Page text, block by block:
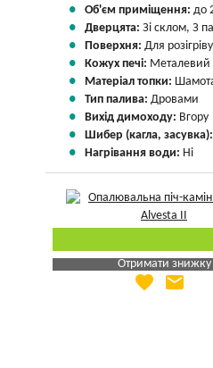
Об'єм приміщення: до
Дверцята: Зі склом, З
Поверхня: Для розігріву
Кожух печі: Металевий
Матеріал топки:
Тип палива: Дровами
Вихід димоходу: Вгору
Шибер (кагла,
Нагрівання води: Ні
Отримати знижку
Яка Ваша ціна
favorite email